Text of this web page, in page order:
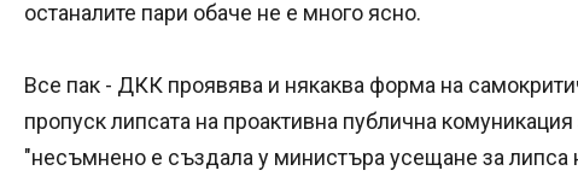
останалите пари обаче не е много ясно.
Все пак - ДКК проявява и някаква форма на
пропуск липсата на проактивна публична
"несъмнено е създала у министъра усещане за липса